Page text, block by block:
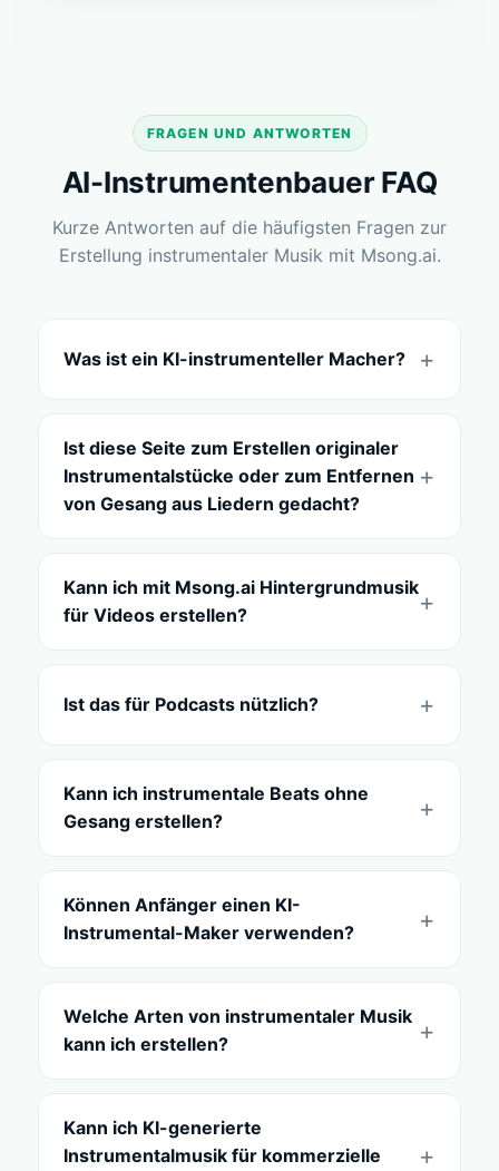
FRAGEN UND ANTWORTEN
AI-Instrumentenbauer FAQ
Kurze Antworten auf die häufigsten Fragen zur
Erstellung instrumentaler Musik mit Msong.ai.
Was ist ein KI-instrumenteller Macher?
Ist diese Seite zum Erstellen originaler
Instrumentalstücke oder zum Entfernen
von Gesang aus Liedern gedacht?
Kann ich mit Msong.ai Hintergrundmusik
für Videos erstellen?
Ist das für Podcasts nützlich?
Kann ich instrumentale Beats ohne
Gesang erstellen?
Können Anfänger einen KI-
Instrumental-Maker verwenden?
Welche Arten von instrumentaler Musik
kann ich erstellen?
Kann ich KI-generierte
Instrumentalmusik für kommerzielle